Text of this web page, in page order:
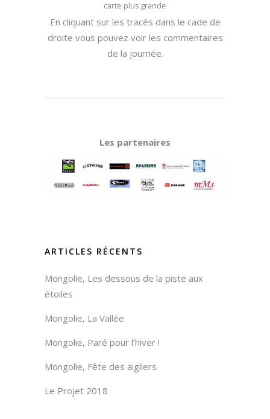
carte plus grande
En cliquant sur les tracés dans le cade de
droite vous pouvez voir les commentaires
de la journée.
Les partenaires
ARTICLES RÉCENTS
Mongolie, Les dessous de la piste aux
étoiles
Mongolie, La Vallée
Mongolie, Paré pour l’hiver !
Mongolie, Fête des aigliers
Le Projet 2018